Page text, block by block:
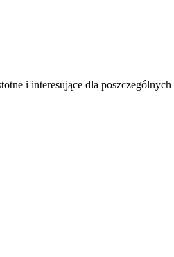
i interesujące dla